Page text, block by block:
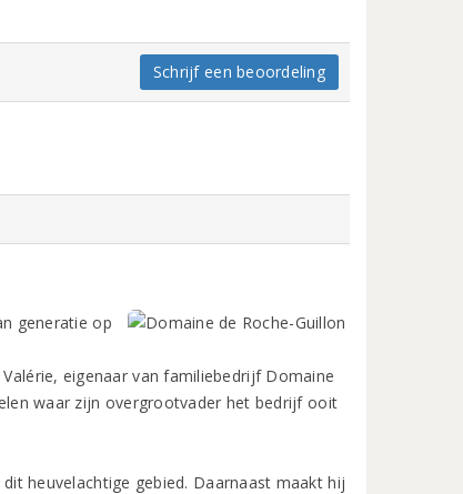
Schrijf een beoordeling
generatie op
eigenaar van familiebedrijf Domaine
waar zijn overgrootvader het bedrijf ooit
heuvelachtige gebied. Daarnaast maakt hij